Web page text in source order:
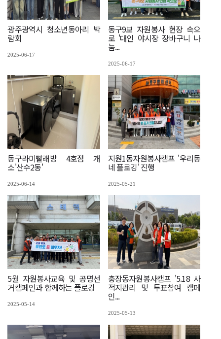
광주광역시 청소년동아리 박
람회
2025-06-17
동구9보 자원봉사 현장 속으
로 '대인 야시장 장바구니 나
눔...
2025-06-17
동구라미빨래방 4호점 개
소'산수2동'
2025-06-14
지원1동자원봉사캠프 '우리동
네 플로깅' 진행
2025-05-21
5월 자원봉사교육 및 공명선
거캠페인과 함께하는 플로깅
2025-05-14
충장동자원봉사캠프 '5.18 사
적지관리 및 투표참여 캠페
인...
2025-05-13